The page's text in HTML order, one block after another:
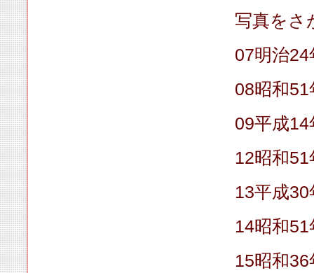
写真をさ
07明治
08昭和
09平成
12昭和
13平成
14昭和
15昭和